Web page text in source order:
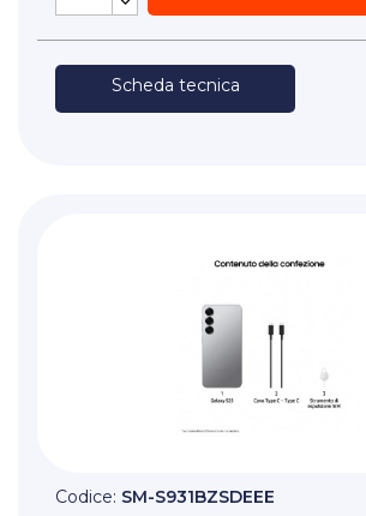
Scheda tecnica
Codice: SM-S931BZSDEEE